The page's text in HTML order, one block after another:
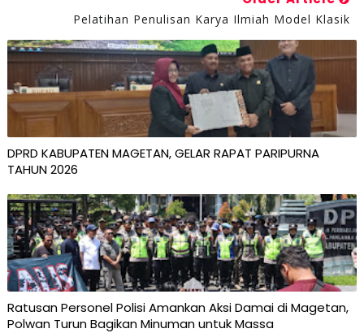
Pelatihan Penulisan Karya Ilmiah Model Klasik
DPRD KABUPATEN MAGETAN, GELAR RAPAT PARIPURNA
TAHUN 2026
Ratusan Personel Polisi Amankan Aksi Damai di Magetan,
Polwan Turun Bagikan Minuman untuk Massa